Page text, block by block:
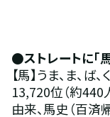
●ストレートに「馬
【馬】うま、ま、ば、
13,720位（約440
由来、馬史（百済